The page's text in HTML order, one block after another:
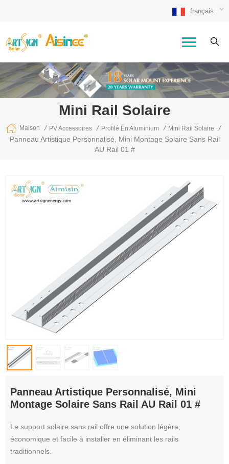
français
Mini Rail Solaire
Maison / PV Accessoires / Profilé En Aluminium / Mini Rail Solaire
/
Panneau Artistique Personnalisé, Mini Montage Solaire Sans Rail
AU Rail 01 #
Panneau Artistique Personnalisé, Mini
Montage Solaire Sans Rail AU Rail 01 #
Le support solaire sans rail offre une solution légère,
économique et facile à installer en éliminant les rails
traditionnels.